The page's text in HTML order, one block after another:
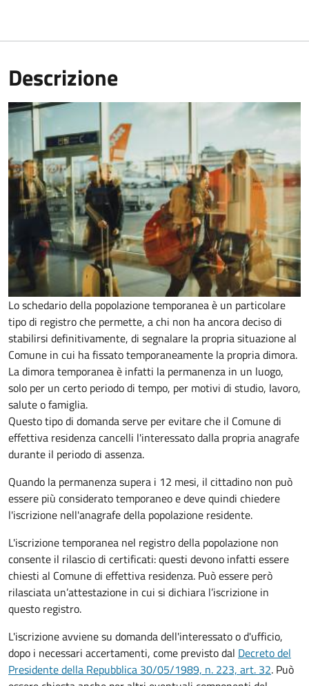
Descrizione
Lo schedario della popolazione temporanea è un particolare
tipo di registro che permette, a chi non ha ancora deciso di
stabilirsi definitivamente, di segnalare la propria situazione al
Comune in cui ha fissato temporaneamente la propria dimora.
La dimora temporanea è infatti la permanenza in un luogo,
solo per un certo periodo di tempo, per motivi di studio, lavoro,
salute o famiglia.
Questo tipo di domanda serve per evitare che il Comune di
effettiva residenza cancelli l'interessato dalla propria anagrafe
durante il periodo di assenza.
Quando la permanenza supera i 12 mesi, il cittadino non può
essere più considerato temporaneo e deve quindi chiedere
l'iscrizione nell'anagrafe della popolazione residente.
L'iscrizione temporanea nel registro della popolazione non
consente il rilascio di certificati: questi devono infatti essere
chiesti al Comune di effettiva residenza. Può essere però
rilasciata un’attestazione in cui si dichiara l’iscrizione in
questo registro.
L'iscrizione avviene su domanda dell'interessato o d'ufficio,
dopo i necessari accertamenti, come previsto dal Decreto del
Presidente della Repubblica 30/05/1989, n. 223, art. 32. Può